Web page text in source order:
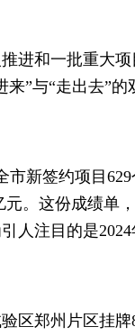
和一批重大项
”与“走出去”
签约项目629
元。这份成绩单
人注目的是
郑州片区挂牌